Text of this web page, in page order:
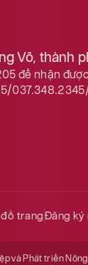
Võ, thành
để nhận
trangĐăng ký
và Phát triển